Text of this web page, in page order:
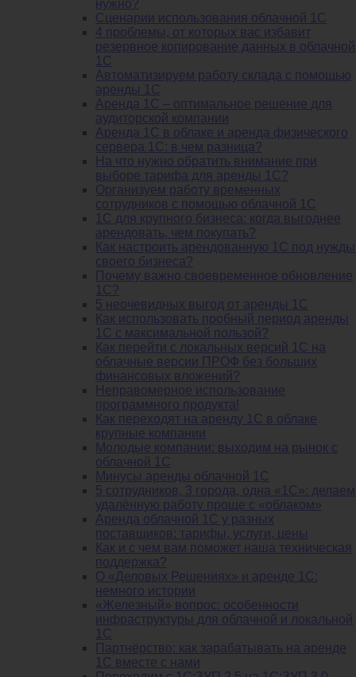
нужно?
Сценарии использования облачной 1С
4 проблемы, от которых вас избавит
резервное копирование данных в облачной
1С
Автоматизируем работу склада с помощью
аренды 1С
Аренда 1С – оптимальное решение для
аудиторской компании
Аренда 1С в облаке и аренда физического
сервера 1С: в чем разница?
На что нужно обратить внимание при
выборе тарифа для аренды 1С?
Организуем работу временных
сотрудников с помощью облачной 1С
1С для крупного бизнеса: когда выгоднее
арендовать, чем покупать?
Как настроить арендованную 1С под нужды
своего бизнеса?
Почему важно своевременное обновление
1С?
5 неочевидных выгод от аренды 1С
Как использовать пробный период аренды
1С с максимальной пользой?
Как перейти с локальных версий 1С на
облачные версии ПРОФ без больших
финансовых вложений?
Неправомерное использование
программного продукта!
Как переходят на аренду 1С в облаке
крупные компании
Молодые компании: выходим на рынок с
облачной 1С
Минусы аренды облачной 1С
5 сотрудников, 3 города, одна «1С»: делаем
удалённую работу проще с «облаком»
Аренда облачной 1С у разных
поставщиков: тарифы, услуги, цены
Как и с чем вам поможет наша техническая
поддержка?
О «Деловых Решениях» и аренде 1С:
немного истории
«Железный» вопрос: особенности
инфраструктуры для облачной и локальной
1С
Партнёрство: как зарабатывать на аренде
1С вместе с нами